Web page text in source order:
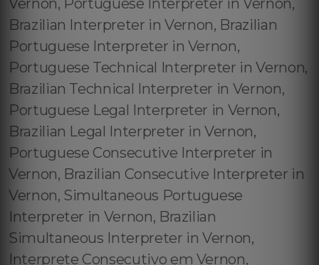
Vernon, Portuguese Interpreter in Vernon,
Brazilian Interpreter in Vernon, Brazilian
Portuguese Interpreter in Vernon,
Portuguese Technical Interpreter in Vernon,
Brazilian Technical Interpreter in Vernon,
Portuguese Legal Interpreter in Vernon,
Brazilian Legal Interpreter in Vernon,
Portuguese Consecutive Interpreter in
Vernon, Brazilian Consecutive Interpreter in
Vernon, Simultaneous Portuguese
Interpreter in Vernon, Brazilian
Simultaneous Interpreter in Vernon,
Interprete Consecutivo em Vernon,